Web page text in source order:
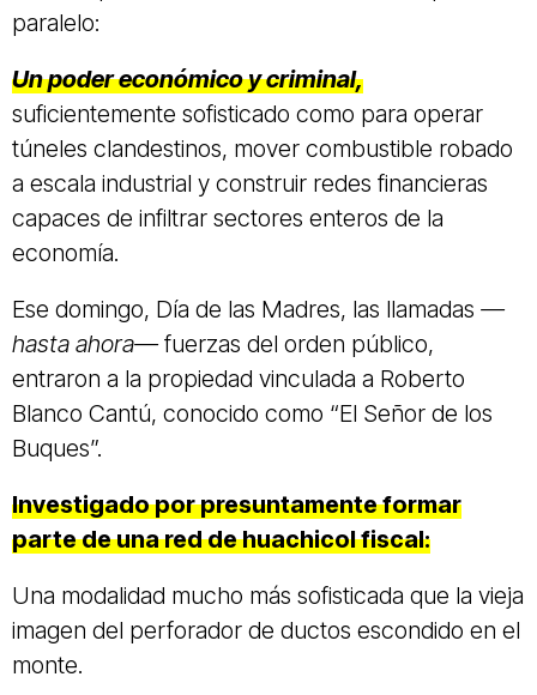
paralelo:
Un poder económico y criminal,
suficientemente sofisticado como para operar
túneles clandestinos, mover combustible robado
a escala industrial y construir redes financieras
capaces de infiltrar sectores enteros de la
economía.
Ese domingo, Día de las Madres, las llamadas —
hasta ahora—fuerzas del orden público,
entraron a la propiedad vinculada a Roberto
Blanco Cantú, conocido como “El Señor de los
Buques”.
Investigado por presuntamente formar
parte de una red de huachicol fiscal:
Una modalidad mucho más sofisticada que la vieja
imagen del perforador de ductos escondido en el
monte.